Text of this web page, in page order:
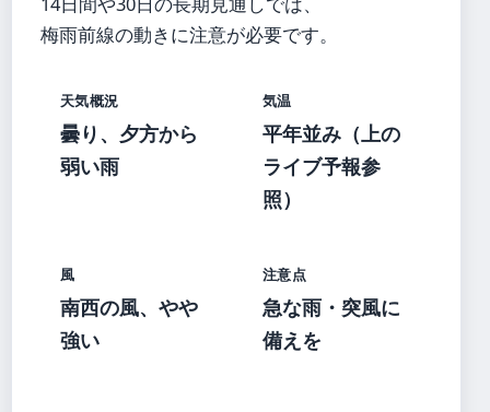
梅雨前線の動きに注意が必要です。
天気概況
曇り、夕方から
弱い雨
気温
平年並み（上の
ライブ予報参
照）
風
南西の風、やや
強い
注意点
急な雨・突風に
備えを